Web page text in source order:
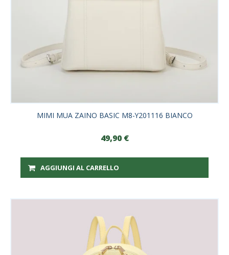
MIMI MUA ZAINO BASIC M8-Y201116 BIANCO
49,90 €
AGGIUNGI AL CARRELLO